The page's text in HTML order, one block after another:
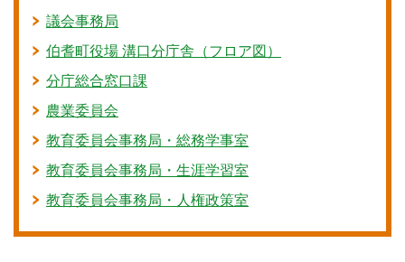
議会事務局
伯耆町役場 溝口分庁舎（フロア図）
分庁総合窓口課
農業委員会
教育委員会事務局・総務学事室
教育委員会事務局・生涯学習室
教育委員会事務局・人権政策室